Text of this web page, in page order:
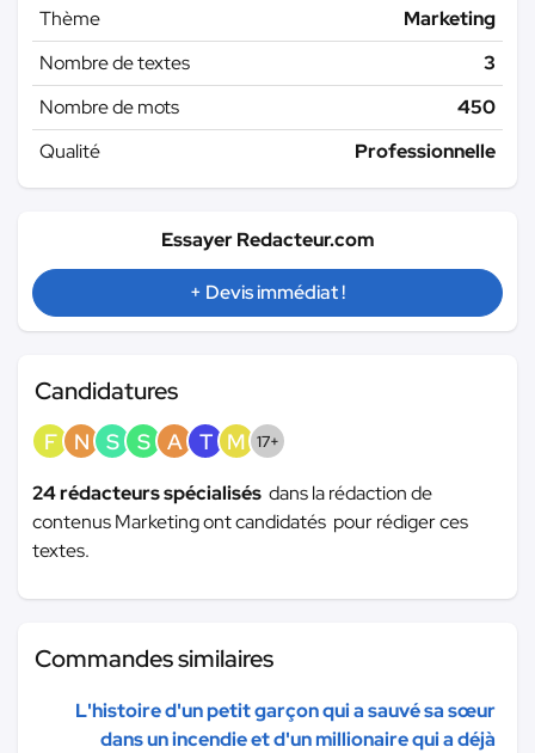
Thème
Marketing
Nombre de textes
3
Nombre de mots
450
Qualité
Professionnelle
Essayer Redacteur.com
+ Devis immédiat !
Candidatures
F N S S A T M 17+
24 rédacteurs spécialisés dans la rédaction de
contenus Marketing ont candidatés pour rédiger ces
textes.
Commandes similaires
L'histoire d'un petit garçon qui a sauvé sa sœur
dans un incendie et d'un millionaire qui a déjà